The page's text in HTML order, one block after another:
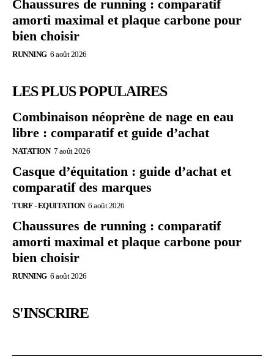
Chaussures de running : comparatif
amorti maximal et plaque carbone pour
bien choisir
RUNNING 6 août 2026
LES PLUS POPULAIRES
Combinaison néoprène de nage en eau
libre : comparatif et guide d’achat
NATATION 7 août 2026
Casque d’équitation : guide d’achat et
comparatif des marques
TURF - EQUITATION 6 août 2026
Chaussures de running : comparatif
amorti maximal et plaque carbone pour
bien choisir
RUNNING 6 août 2026
S'INSCRIRE